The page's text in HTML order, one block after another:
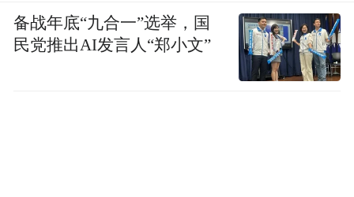
备战年底“九合一”选举，国
民党推出AI发言人“郑小文”